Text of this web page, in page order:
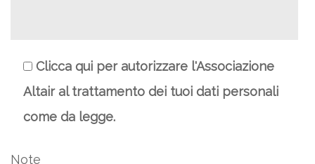
Clicca qui per autorizzare l'Associazione
Altair al trattamento dei tuoi dati personali
come da legge.
Note